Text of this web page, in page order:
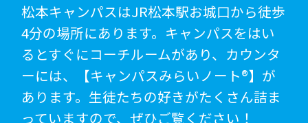
松本キャンパスはJR松本駅お城口から徒歩
4分の場所にあります。キャンパスをはい
るとすぐにコーチルームがあり、カウンタ
ーには、【キャンパスみらいノート®】が
あります。生徒たちの好きがたくさん詰ま
っていますので、ぜひご覧ください！